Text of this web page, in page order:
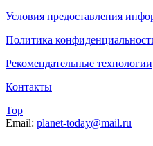
Условия предоставления
Политика
Рекомендательные технологии
Контакты
Top
Email: planet-today@mail.ru